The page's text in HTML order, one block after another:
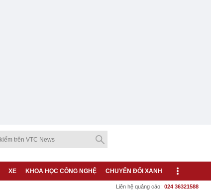
XE KHOA HỌC CÔNG NGHỆ CHUYỂN ĐỔI XANH
Liên hệ quảng cáo: 024 36321588